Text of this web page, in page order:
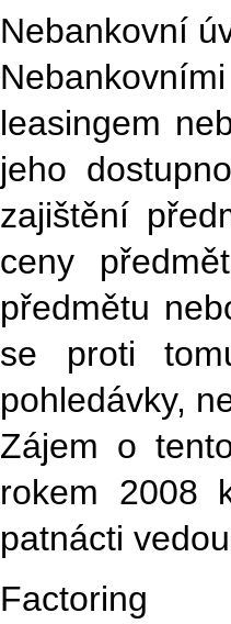
Nebankovní
leasingem
jeho
zajištění
ceny
předmětu
se proti
pohledávky,
Zájem o
rokem 2008
patnácti
Factoring